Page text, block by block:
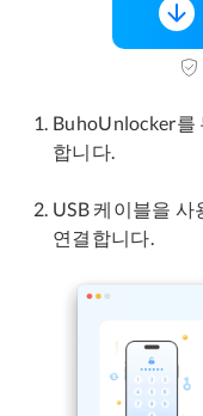
BuhoUnlocker를
합니다.
USB 케이블을
연결합니다.